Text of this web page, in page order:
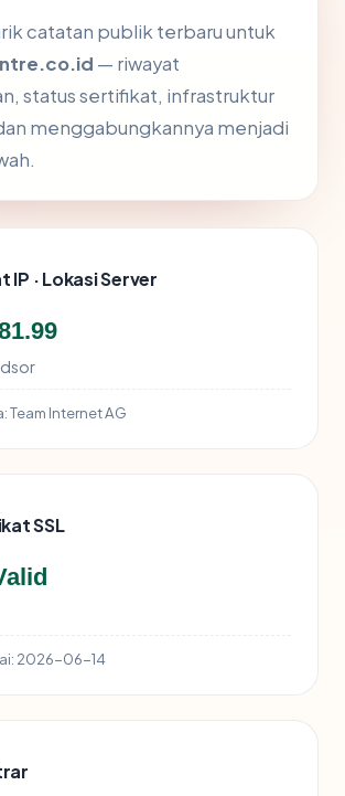
catatan publik terbaru untuk
— riwayat
status sertifikat, infrastruktur
menggabungkannya menjadi
IP · Lokasi Server
Team Internet AG
SSL
2026-06-14